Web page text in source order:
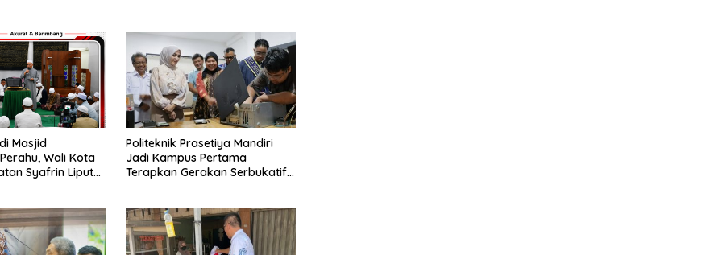
Masjid
Wali Kota
Syafrin Liputo
Politeknik Prasetiya Mandiri
Jadi Kampus Pertama
Terapkan Gerakan Serbukatif